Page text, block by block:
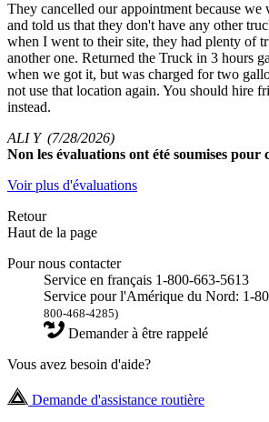
They cancelled our appointment because we
and told us that they don't have any other
when I went to their site, they had plenty of
another one. Returned the Truck in 3 hours
when we got it, but was charged for two
not use that location again. You should hire
instead.
ALI Y (7/28/2026)
Non les évaluations ont été soumises pour
Voir plus d'évaluations
Retour
Haut de la page
Pour nous contacter
Service en français 1-800-663-5613
Service pour l'Amérique du Nord: 1-
800-468-4285)
Demander à être rappelé
Vous avez besoin d'aide?
Demande d'assistance routière